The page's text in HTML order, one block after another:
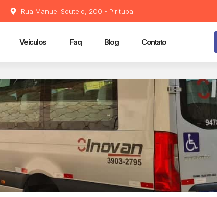
Rua Manuel Soutelo, 200 - Pirituba
Veículos Faq Blog Contato